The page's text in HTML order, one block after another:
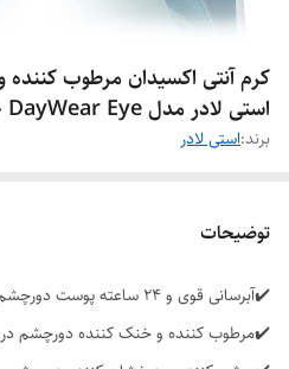
کرم آنتی اکسیدان مرطوب
استی لادر مدل DayWear Eye حجم ۵ میل
برند:استی لادر
توضیحات
✔️آبرسانی قوی و 24 ساعته پوست دورچشم و جلوگیری از خشکی آن
✔️مرطوب کننده و خنک کننده دورچشم در